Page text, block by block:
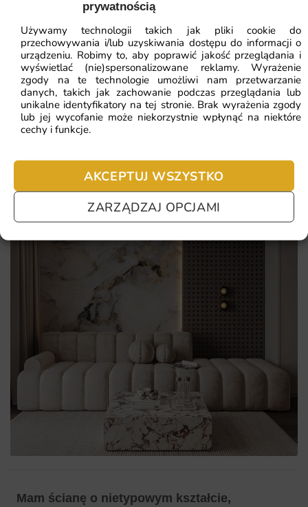
prywatnością
Używamy technologii takich jak pliki cookie do
przechowywania i/lub uzyskiwania dostępu do informacji o
urządzeniu. Robimy to, aby poprawić jakość przeglądania i
wyświetlać (nie)spersonalizowane reklamy. Wyrażenie
zgody na te technologie umożliwi nam przetwarzanie
danych, takich jak zachowanie podczas przeglądania lub
unikalne identyfikatory na tej stronie. Brak wyrażenia zgody
lub jej wycofanie może niekorzystnie wpłynąć na niektóre
cechy i funkcje.
AKCEPTUJ WSZYSTKO
ZARZĄDZAJ OPCJAMI
stylów wnętrz.
Wysoka jakość materiałów i druku zapewniająca trwałość i
estetykę na lata.
Łatwy montaż, który można wykonać samodzielnie bez
potrzeby zatrudniania fachowców.
potrzeb, co czyni ją uniwersalnym rozwiązaniem.
ZOBACZ WSZYSTKIE
Najczęściej zadawane pytania
Pomagamy i doradzamy przy każdym zakupie. Ale jeżeli
nie chcesz czekać – sprawdź najczęściej zadawane pytania.
Mam ścianę o nietypowym kształcie,